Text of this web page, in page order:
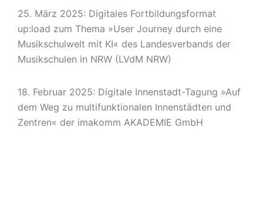
25. März 2025: Digitales Fortbildungsformat
up:load zum Thema »User Journey durch eine
Musikschulwelt mit KI« des Landesverbands der
Musikschulen in NRW (LVdM NRW)
18. Februar 2025: Digitale Innenstadt-Tagung »Auf
dem Weg zu multifunktionalen Innenstädten und
Zentren« der imakomm AKADEMIE GmbH